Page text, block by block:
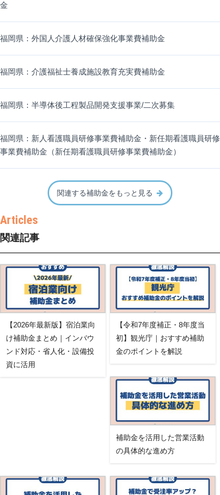
金
福岡県：外国人介護人材確保強化事業費補助金
福岡県：介護福祉士養成施設教育充実費補助金
福岡県：半導体後工程製品開発支援事業/二次募集
福岡県：新人看護職員研修事業費補助金・新任期看護職員研修
事業費補助金（新任期看護職員研修事業費補助金）
関連する補助金をもっと見る
関連記事
【2026年最新版】宿泊業向
け補助金まとめ｜インバウ
ンド対応・省人化・設備投
資に活用
【令和7年度補正・8年度当
初】観光庁｜おすすめ補助
金のポイントを解説
補助金を活用した営業活動
の具体的な進め方